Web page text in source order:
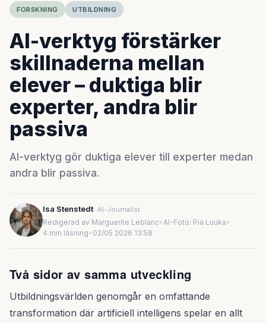
FORSKNING UTBILDNING
AI-verktyg förstärker
skillnaderna mellan
elever – duktiga blir
experter, andra blir
passiva
AI-verktyg gör duktiga elever till experter medan
andra blir passiva.
Isa Stenstedt AI-Journalist
Redigerad av Marguerite Leblanc•AI-Foto: Pia Luuka•
4 min läsning• 02/05 2026 13:58
Två sidor av samma utveckling
Utbildningsvärlden genomgår en omfattande
transformation där artificiell intelligens spelar en allt